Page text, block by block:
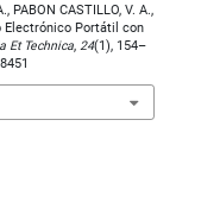
PABON CASTILLO, V. A.,
Electrónico Portátil con
Et Technica,24(1), 154–